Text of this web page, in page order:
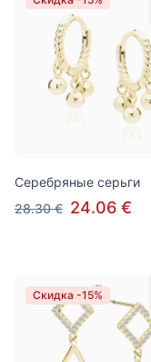
Серебряные серьги
28.30 € 24.06 €
Скидка -15%